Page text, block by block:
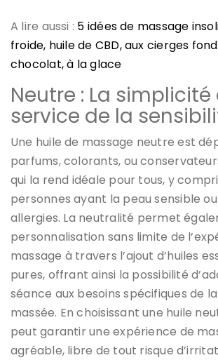
A lire aussi : 5 idées de massage
froide, huile de CBD, aux cierges
chocolat, à la glace
Neutre : La simplicité
service de la
Une huile de massage neutre est
parfums, colorants, ou
qui la rend idéale pour tous, y
personnes ayant la peau sensible
allergies. La neutralité permet
personnalisation sans limite de
massage à travers l’ajout d’huiles
pures, offrant ainsi la possibilité
séance aux besoins spécifiques de
massée. En choisissant une huile
peut garantir une expérience de
agréable, libre de tout risque